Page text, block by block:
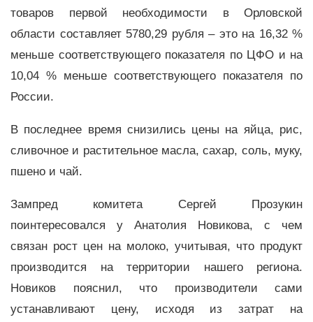
товаров первой необходимости в Орловской
области составляет 5780,29 рубля – это на 16,32 %
меньше соответствующего показателя по ЦФО и на
10,04 % меньше соответствующего показателя по
России.
В последнее время снизились цены на яйца, рис,
сливочное и растительное масла, сахар, соль, муку,
пшено и чай.
Зампред комитета Сергей Прозукин
поинтересовался у Анатолия Новикова, с чем
связан рост цен на молоко, учитывая, что продукт
производится на территории нашего региона.
Новиков пояснил, что производители сами
устанавливают цену, исходя из затрат на